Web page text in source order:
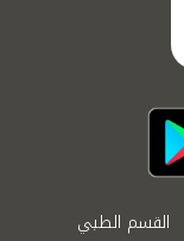
القسم الطبي